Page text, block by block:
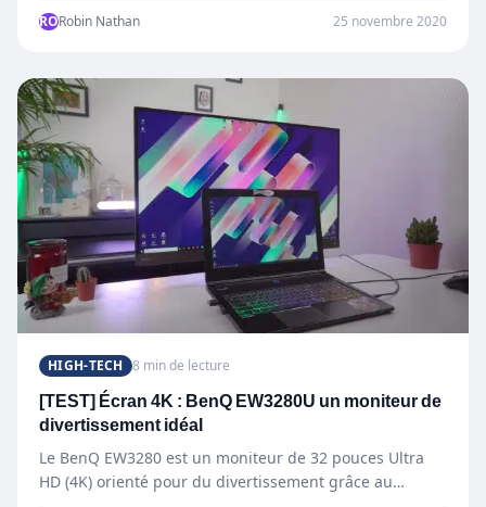
RORobin Nathan 25 novembre 2020
HIGH-TECH 8 min de lecture
[TEST] Écran 4K : BenQ EW3280U un moniteur de
divertissement idéal
Le BenQ EW3280 est un moniteur de 32 pouces Ultra
HD (4K) orienté pour du divertissement grâce au…